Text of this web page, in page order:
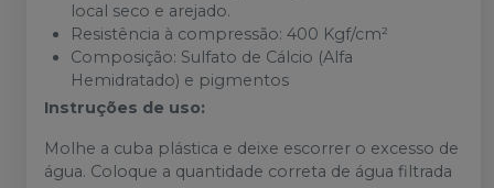
local seco e arejado.
Resistência à compressão: 400 Kgf/cm²
Composição: Sulfato de Cálcio (Alfa
Hemidratado) e pigmentos
Instruções de uso:
Molhe a cuba plástica e deixe escorrer o excesso de
água. Coloque a quantidade correta de água filtrada